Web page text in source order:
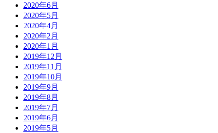
2020年6月
2020年5月
2020年4月
2020年2月
2020年1月
2019年12月
2019年11月
2019年10月
2019年9月
2019年8月
2019年7月
2019年6月
2019年5月